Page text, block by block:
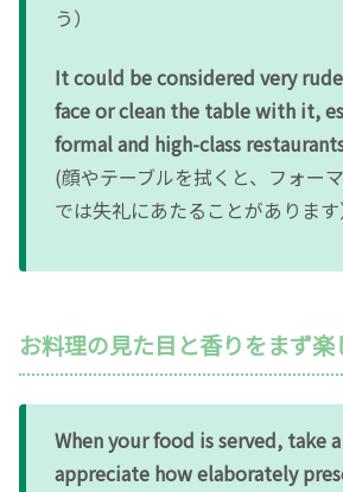
う）
It could be considered very
face or clean the table with it,
formal and high-class
(顔やテーブルを拭くと、フォー
では失礼にあたることがあります
お料理の見た目と香りをまず楽
When your food is served, take
appreciate how elaborately